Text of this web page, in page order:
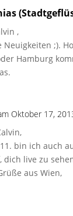
,
Neuigkeiten ;).
Hamburg
Oktober 17,
bin ich auch
dich live zu
aus Wien,